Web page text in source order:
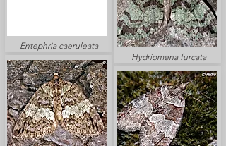
Entephria caeruleata
Hydriomena furcata